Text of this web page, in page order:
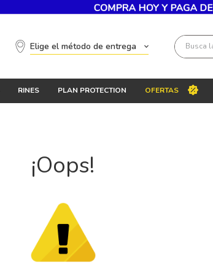
Elige el método de entrega Busca
RINES PLAN PROTECTION OFERTAS
¡Oops!
Términos